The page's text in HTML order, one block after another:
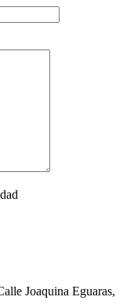
Joaquina Eguaras,